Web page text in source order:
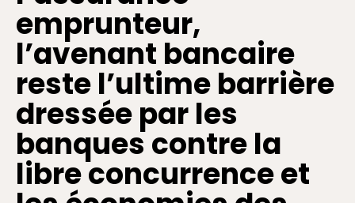
emprunteur,
l’avenant bancaire
reste l’ultime barrière
dressée par les
banques contre la
libre concurrence et